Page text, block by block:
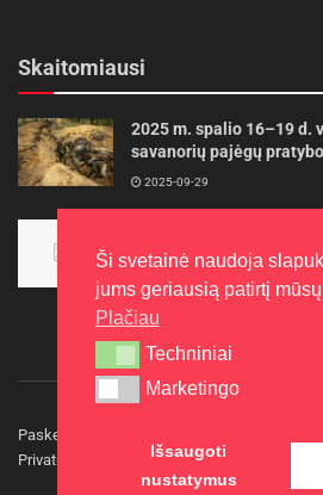
Skaitomiausi
2025 m. spalio 16–19 d.
savanorių pajėgų
2025-09-29
aukso
2015-10-30
Paskelbkite naujieną
Privatumo politika
Kontaktai
Ši svetainė naudoja
jums geriausią patirtį
Plačiau
Techniniai
Techniniai
Marketingo
Marketingo
Išsaugoti
nustatymus